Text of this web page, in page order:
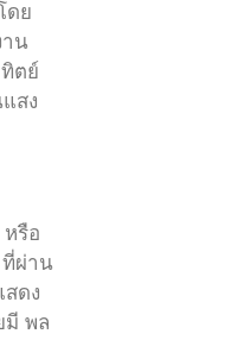
ดย
น
ตย์
สง
หรือ
ที่ผ่าน
ดง
มี พล